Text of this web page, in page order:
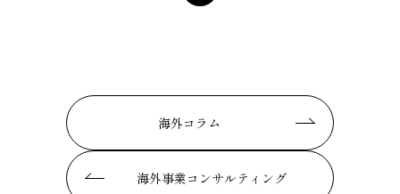
海外コラム
海外事業コンサルティング